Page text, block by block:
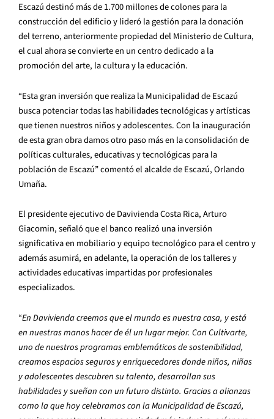
Escazú destinó más de 1.700 millones de colones para la
construcción del edificio y lideró la gestión para la donación
del terreno, anteriormente propiedad del Ministerio de Cultura,
el cual ahora se convierte en un centro dedicado a la
promoción del arte, la cultura y la educación.
“Esta gran inversión que realiza la Municipalidad de Escazú
busca potenciar todas las habilidades tecnológicas y artísticas
que tienen nuestros niños y adolescentes. Con la inauguración
de esta gran obra damos otro paso más en la consolidación de
políticas culturales, educativas y tecnológicas para la
población de Escazú” comentó el alcalde de Escazú, Orlando
Umaña.
El presidente ejecutivo de Davivienda Costa Rica, Arturo
Giacomin, señaló que el banco realizó una inversión
significativa en mobiliario y equipo tecnológico para el centro y
además asumirá, en adelante, la operación de los talleres y
actividades educativas impartidas por profesionales
especializados.
“En Davivienda creemos que el mundo es nuestra casa, y está
en nuestras manos hacer de él un lugar mejor. Con Cultivarte,
uno de nuestros programas emblemáticos de sostenibilidad,
creamos espacios seguros y enriquecedores donde niños, niñas
y adolescentes descubren su talento, desarrollan sus
habilidades y sueñan con un futuro distinto. Gracias a alianzas
como la que hoy celebramos con la Municipalidad de Escazú,